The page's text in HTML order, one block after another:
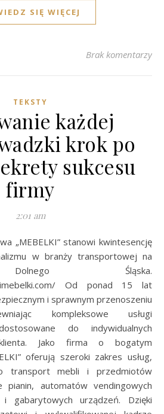
SIĘ WIĘCEJ
Brak komentarzy
TEKSTY
każdej
krok po
sukcesu
firmy
2:01 am
w branży transportowej na
Śląska.
Od ponad 15 lat
i sprawnym przenoszeniu
kompleksowe usługi
do indywidualnych
Jako firma o bogatym
oferują szeroki zakres usług,
transport mebli i przedmiotów
pianin, automatów vendingowych
gabarytowych urządzeń. Dzięki